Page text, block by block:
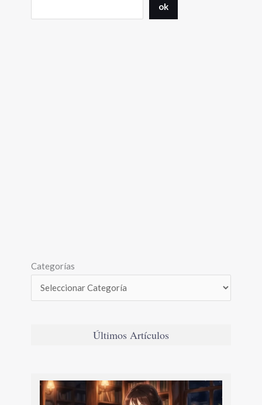
ok
Categorías
Últimos Artículos